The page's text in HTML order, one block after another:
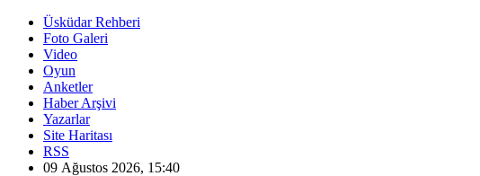
Üsküdar Rehberi
Foto Galeri
Video
Oyun
Anketler
Haber Arşivi
Yazarlar
Site Haritası
RSS
09 Ağustos 2026, 15:40